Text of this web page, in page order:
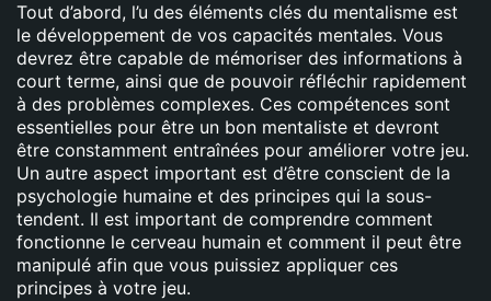
Tout d’abord, l’u des éléments clés du mentalisme est
le développement de vos capacités mentales. Vous
devrez être capable de mémoriser des informations à
court terme, ainsi que de pouvoir réfléchir rapidement
à des problèmes complexes. Ces compétences sont
essentielles pour être un bon mentaliste et devront
être constamment entraînées pour améliorer votre jeu.
Un autre aspect important est d’être conscient de la
psychologie humaine et des principes qui la sous-
tendent. Il est important de comprendre comment
fonctionne le cerveau humain et comment il peut être
manipulé afin que vous puissiez appliquer ces
principes à votre jeu.